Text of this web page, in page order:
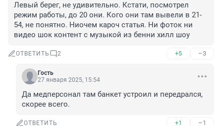
Левый берег, не удивительно. Кстати, посмотрел
режим работы, до 20 они. Кого они там вывели в 21-
54, не понятно. Ниочем кароч статья. Ни фоток ни
видео шок контент с музыкой из бенни хилл шоу
ОТВЕТИТЬ 2 +5 –3
Гость
27 января 2025, 15:54
Да медперсонал там банкет устроил и передрался,
скорее всего.
ОТВЕТИТЬ +1 –1